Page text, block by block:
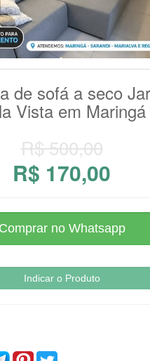
de sofá a seco
Vista em Maringá
R$ 500,00
R$ 170,00